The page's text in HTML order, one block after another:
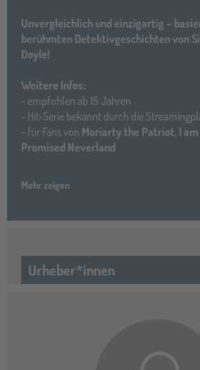
Unvergleichlich und einzigartig –
berühmten Detektivgeschichten von
Doyle!
Weitere Infos:
- empfohlen ab 15 Jahren
- Hit-Serie bekannt durch die
- für Fans von Moriarty the Patriot, I
Promised Neverland
Mehr zeigen
Urheber*innen